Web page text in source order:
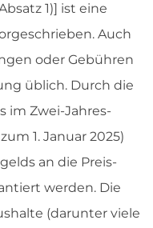
1)] ist eine
Auch
oder Gebühren
üblich. Durch die
im Zwei-Jahres-
1. Januar 2025)
an die Preis-
werden. Die
(darunter viele